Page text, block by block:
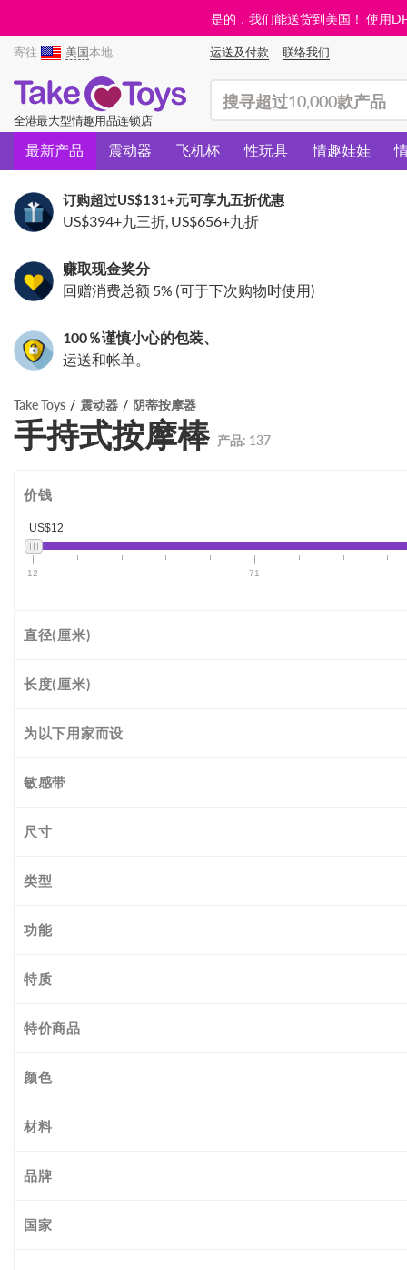
是的，我们能送货到美国！ 使用
寄往 美国本地 运送及付款 联络我们
全港最大型情趣用品连锁店
最新产品 震动器 飞机杯 性玩具 情趣娃娃
订购超过US$131+元可享九五折优惠
US$394+九三折, US$656+九折
赚取现金奖分
回赠消费总额 5% (可于下次购物时使用)
100％谨慎小心的包装、
运送和帐单。
Take Toys 震动器 阴蒂按摩器
手持式按摩棒 产品: 137
价钱
US$12
12 71
直径(厘米)
长度(厘米)
为以下用家而设
敏感带
尺寸
类型
功能
特质
特价商品
颜色
材料
品牌
国家